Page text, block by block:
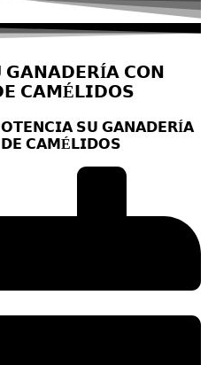
𝗚𝗔𝗡𝗔𝗗𝗘𝗥Í𝗔 𝗖𝗢𝗡
𝗖𝗔𝗠É𝗟𝗜𝗗𝗢𝗦
𝗦𝗨 𝗚𝗔𝗡𝗔𝗗𝗘𝗥Í𝗔
𝗖𝗔𝗠É𝗟𝗜𝗗𝗢𝗦